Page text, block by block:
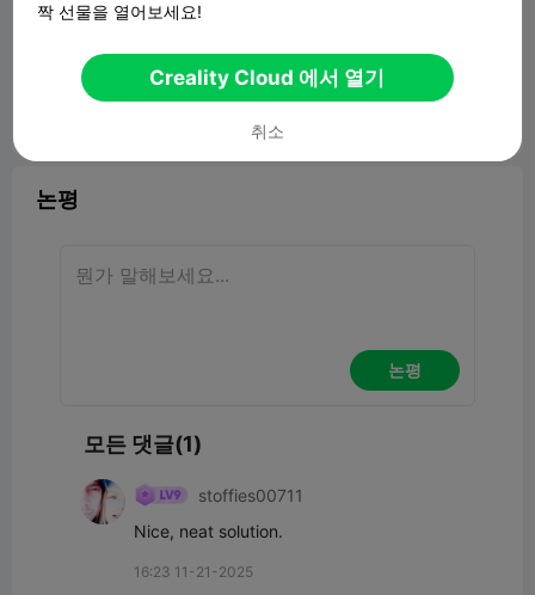
51.59KB 관련 3D 모델
7
논평
논평
모든 댓글(1)
stoffies00711
Nice, neat solution.
16:23 11-21-2025
짝 선물을 열어보세요!
Creality Cloud 에서 열기
취소